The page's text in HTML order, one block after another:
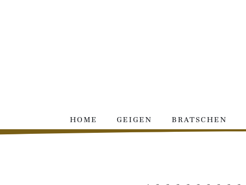
HOME GEIGEN BRATSCHEN